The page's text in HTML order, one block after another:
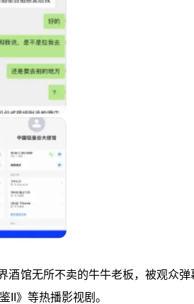
酒馆无所不卖的牛牛老板，被观众弹
II》等热播影视剧。